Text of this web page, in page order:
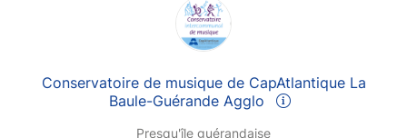
Conservatoire de musique de CapAtlantique La
Baule-Guérande Agglo
Presqu'île guérandaise